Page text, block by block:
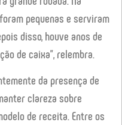
pequenas e serviram
disso, houve anos de
de caixa”, relembra.
da presença de
clareza sobre
de receita. Entre os